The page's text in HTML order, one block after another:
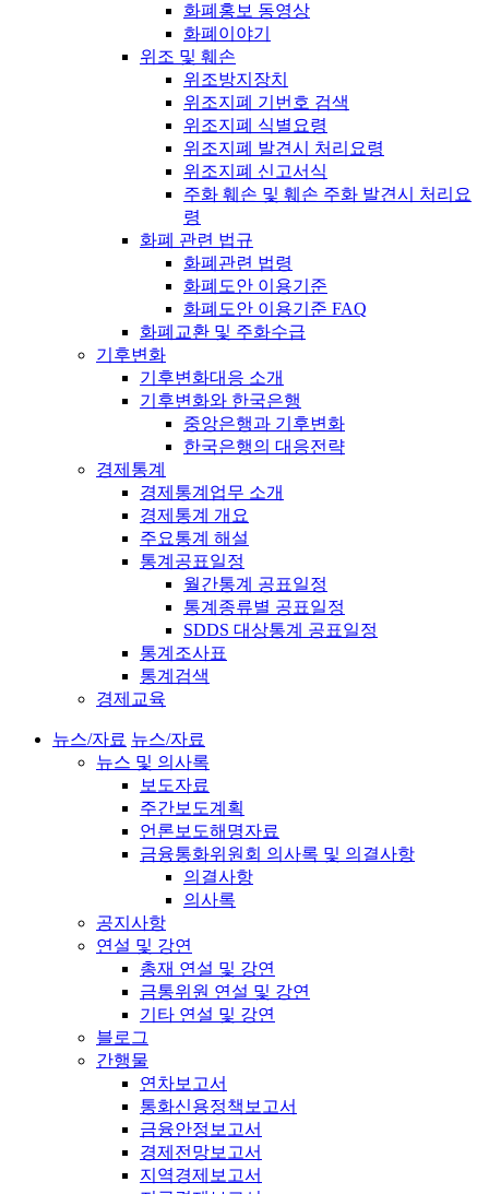
화폐홍보 동영상
화폐이야기
위조 및 훼손
위조방지장치
위조지폐 기번호 검색
위조지폐 식별요령
위조지폐 발견시 처리요령
위조지폐 신고서식
주화 훼손 및 훼손 주화 발견시 처리요
령
화폐 관련 법규
화폐관련 법령
화폐도안 이용기준
화폐도안 이용기준 FAQ
화폐교환 및 주화수급
기후변화
기후변화대응 소개
기후변화와 한국은행
중앙은행과 기후변화
한국은행의 대응전략
경제통계
경제통계업무 소개
경제통계 개요
주요통계 해설
통계공표일정
월간통계 공표일정
통계종류별 공표일정
SDDS 대상통계 공표일정
통계조사표
통계검색
경제교육
뉴스/자료 뉴스/자료
뉴스 및 의사록
보도자료
주간보도계획
언론보도해명자료
금융통화위원회 의사록 및 의결사항
의결사항
의사록
공지사항
연설 및 강연
총재 연설 및 강연
금통위원 연설 및 강연
기타 연설 및 강연
블로그
간행물
연차보고서
통화신용정책보고서
금융안정보고서
경제전망보고서
지역경제보고서